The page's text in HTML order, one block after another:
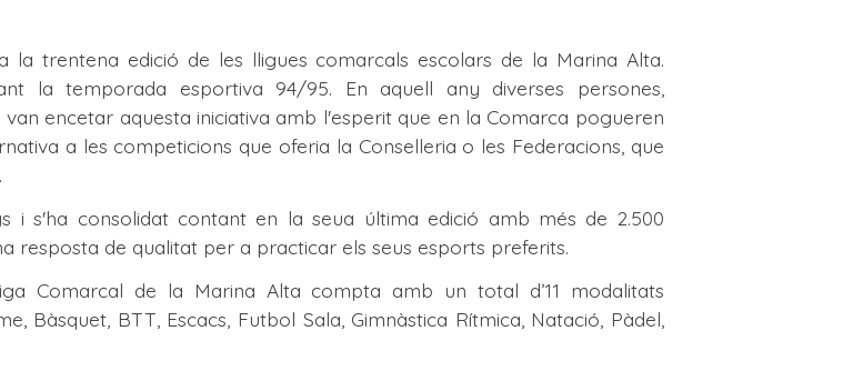
la trentena edició de les lligues comarcals escolars de la Marina Alta.
la temporada esportiva 94/95. En aquell any diverses persones,
encetar aquesta iniciativa amb l'esperit que en la Comarca pogueren
a les competicions que oferia la Conselleria o les Federacions, que
i s'ha consolidat contant en la seua última edició amb més de 2.500
resposta de qualitat per a practicar els seus esports preferits.
Comarcal de la Marina Alta compta amb un total d’11 modalitats
Bàsquet, BTT, Escacs, Futbol Sala, Gimnàstica Rítmica, Natació, Pàdel,